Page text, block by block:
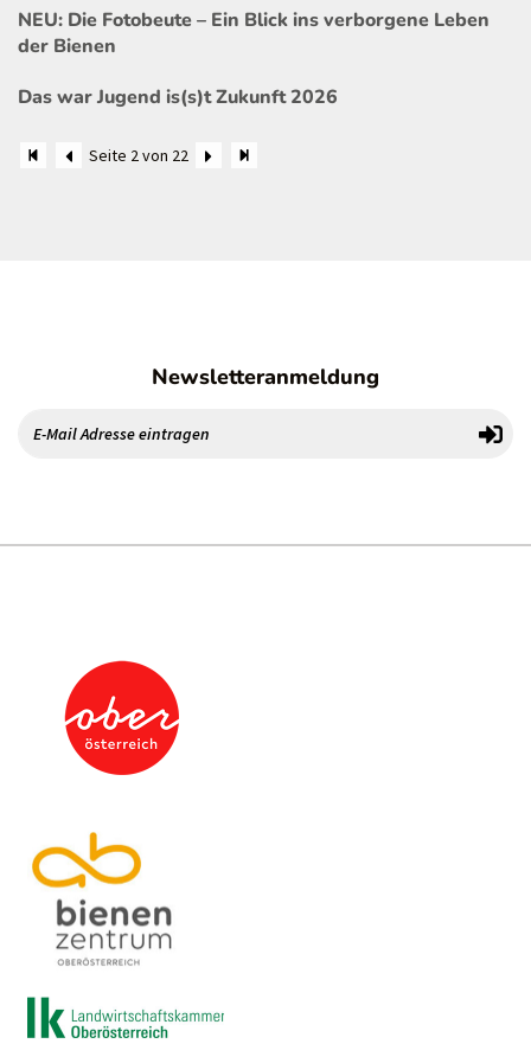
NEU: Die Fotobeute – Ein Blick ins verborgene Leben
der Bienen
Das war Jugend is(s)t Zukunft 2026
Seite 2 von 22
Newsletteranmeldung